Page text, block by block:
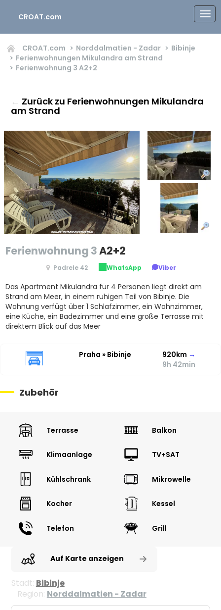
CROAT.com
CROAT.com Norddalmatien - Zadar
Bibinje
Ferienwohnungen Mikulandra am Strand
Ferienwohnung 3 A2+2
← Zurück zu Ferienwohnungen Mikulandra
am Strand
Ferienwohnung 3A2+2
Padrele 42 WhatsApp Viber
Das Apartment Mikulandra für 4 Personen liegt direkt am
Strand am Meer, in einem ruhigen Teil von Bibinje. Die
Wohnung verfügt über 1 Schlafzimmer, ein Wohnzimmer,
eine Küche, ein Badezimmer und eine große Terrasse mit
direktem Blick auf das Meer
Praha » Bibinje 920km →
9h 42min
Zubehör
Terrasse Balkon
Klimaanlage TV+SAT
Kühlschrank Mikrowelle
Kocher Kessel
Telefon Grill
Auf Karte anzeigen
Stadt: Bibinje
Region: Norddalmatien - Zadar